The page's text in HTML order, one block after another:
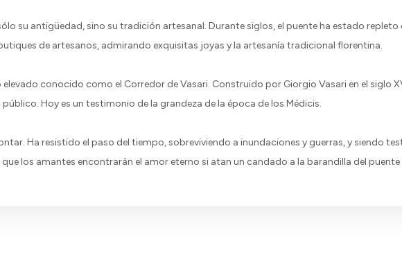
su antigüedad, sino su tradición artesanal. Durante siglos, el puente ha estado
de artesanos, admirando exquisitas joyas y la artesanía tradicional florentina.
conocido como el Corredor de Vasari. Construido por Giorgio Vasari en el siglo
Hoy es un testimonio de la grandeza de la época de los Médicis.
Ha resistido el paso del tiempo, sobreviviendo a inundaciones y guerras, y siendo
los amantes encontrarán el amor eterno si atan un candado a la barandilla del puente